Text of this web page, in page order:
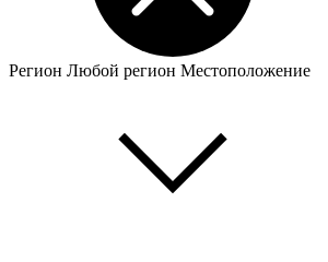
Регион Любой регион Местоположение